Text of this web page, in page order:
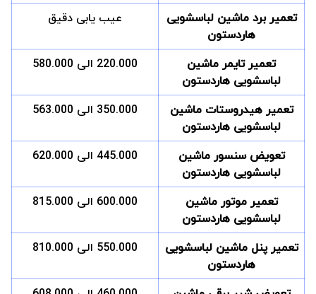
تعمیر برد ماشین لباسشویی
هاردستون
عیب یابی دقیق
تعمیر تایمر ماشین
لباسشویی هاردستون
220.000 الی 580.000
تعمیر هیدروستات ماشین
لباسشویی هاردستون
350.000 الی 563.000
تعویض سنسور ماشین
لباسشویی هاردستون
445.000 الی 620.000
تعمیر موتور ماشین
لباسشویی هاردستون
600.000 الی 815.000
تعمیر پنل ماشین لباسشویی
هاردستون
550.000 الی 810.000